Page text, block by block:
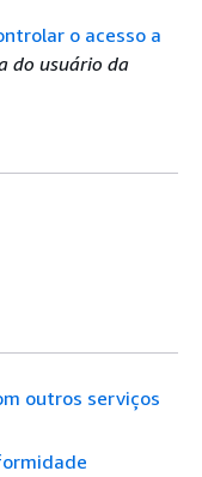
o acesso a
do usuário da
outros serviços